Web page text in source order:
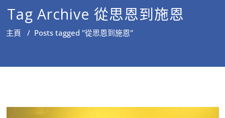
Tag Archive 從思恩到施恩
主頁 / Posts tagged "從思恩到施恩"